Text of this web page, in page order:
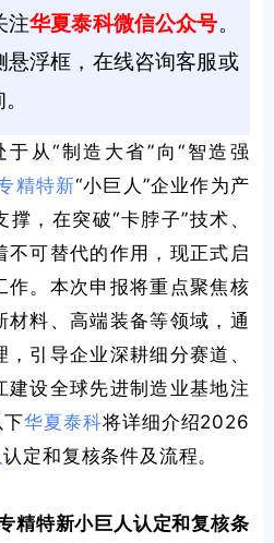
注华夏泰科微信公众号。
悬浮框，在线咨询客服或
“制造大省”向“智造强
精特新“小巨人”企业作为产
，在突破“卡脖子”技术、
不可替代的作用，现正式启
作。本次申报将重点聚焦核
料、高端装备等领域，通
引导企业深耕细分赛道、
建设全球先进制造业基地注
下华夏泰科将详细介绍2026
认定和复核条件及流程。
精特新小巨人认定和复核条